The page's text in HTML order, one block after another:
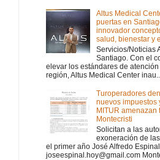
Altus Medical
puertas en
innovador
salud, bienestar y
Servicios/Noticias
Santiago. Con el
elevar los estándares de
región, Altus Medical Center inau...
Turoperadores
nuevos impuestos
MITUR amenazan
Montecristi
Solicitan a las
exoneración de
el primer año José Alfredo Espinal
joseespinal.hoy@gmail.com